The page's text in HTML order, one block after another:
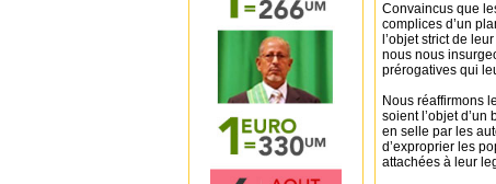
Convaincus que
complices d’un
l’objet strict de
nous nous
prérogatives qui
Nous réaffirmons
soient l’objet
en selle par les
d’exproprier les
attachées à leur